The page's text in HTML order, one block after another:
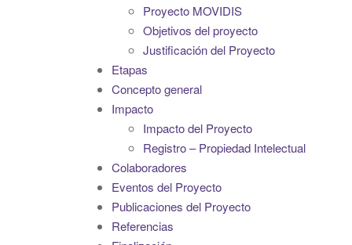
Proyecto MOVIDIS
Objetivos del proyecto
Justificación del Proyecto
Etapas
Concepto general
Impacto
Impacto del Proyecto
Registro – Propiedad Intelectual
Colaboradores
Eventos del Proyecto
Publicaciones del Proyecto
Referencias